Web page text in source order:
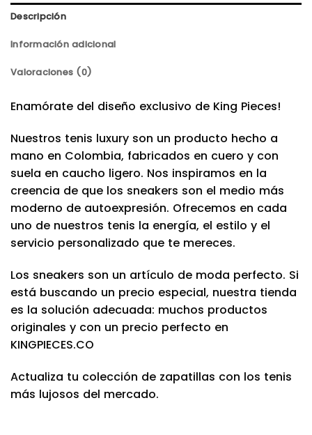
Descripción
Información adicional
Valoraciones (0)
Enamórate del diseño exclusivo de King Pieces!
Nuestros tenis luxury son un producto hecho a
mano en Colombia, fabricados en cuero y con
suela en caucho ligero. Nos inspiramos en la
creencia de que los sneakers son el medio más
moderno de autoexpresión. Ofrecemos en cada
uno de nuestros tenis la energía, el estilo y el
servicio personalizado que te mereces.
Los sneakers son un artículo de moda perfecto. Si
está buscando un precio especial, nuestra tienda
es la solución adecuada: muchos productos
originales y con un precio perfecto en
KINGPIECES.CO
Actualiza tu colección de zapatillas con los tenis
más lujosos del mercado.